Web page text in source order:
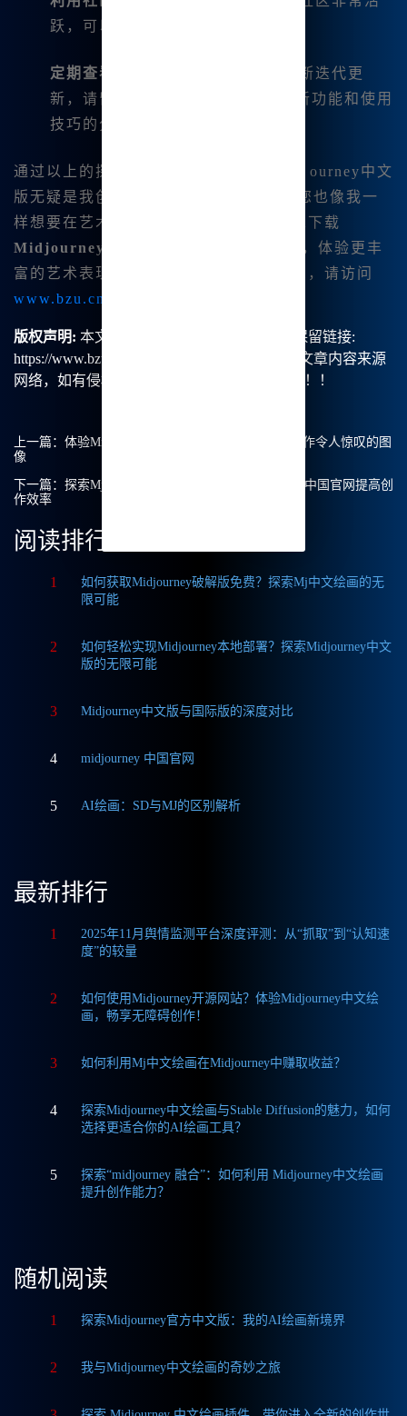
跃，可以从中获得启发和灵感。
定期查看更新
：Midjourney正在不断迭代更
新，请留意官网或相关社群以获得新功能和使用
技巧的分享。
通过以上的探索与实践，我👍发现Midj🔥ourney中文
版无疑是我创 作路上的得力助手。如果您也像我一
样想要在艺术创作上迈出一步，不妨考虑下载
Midjourney安装包
，开启您的创作之旅，体验更丰
富的艺术表现方式吧！想要获取更多信息，请访问
www.bzu.cn
版权声明: 本文由【B族智能】原创，转载请保留链接:
https://www.bzu.cn/news/show/8580.html，部分文章内容来源
网络，如有侵权请联系我们删除处理。谢谢！！！
上一篇： 体验Midjourney中文绘画：我如何无障碍创作令人惊叹的图
像
下一篇： 探索Mj中文绘画：如何轻松使用Midjourney中国官网提高创
作效率
阅读排行
1
如何获取Midjourney破解版免费？探索Mj中文绘画的无
限可能
2
如何轻松实现Midjourney本地部署？探索Midjourney中文
版的无限可能
3 Midjourney中文版与国际版的深度对比
4 midjourney 中国官网
5 AI绘画：SD与MJ的区别解析
最新排行
1
2025年11月舆情监测平台深度评测：从“抓取”到“认知速
度”的较量
2
如何使用Midjourney开源网站？体验Midjourney中文绘
画，畅享无障碍创作！
3 如何利用Mj中文绘画在Midjourney中赚取收益？
4
探索Midjourney中文绘画与Stable Diffusion的魅力，如何
选择更适合你的AI绘画工具？
5
探索“midjourney 融合”：如何利用 Midjourney中文绘画
提升创作能力？
随机阅读
1 探索Midjourney官方中文版：我的AI绘画新境界
2 我与Midjourney中文绘画的奇妙之旅